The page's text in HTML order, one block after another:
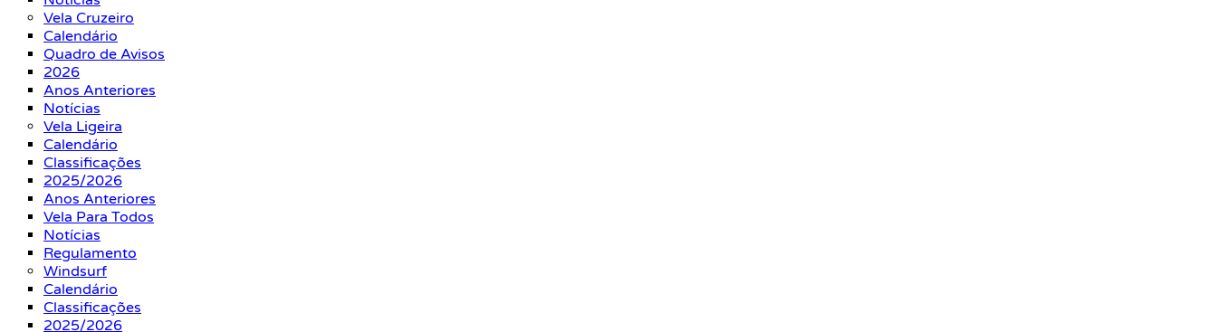
Vela Cruzeiro
Calendário
Quadro de Avisos
2026
Anos Anteriores
Notícias
Vela Ligeira
Calendário
Classificações
2025/2026
Anos Anteriores
Vela Para Todos
Notícias
Regulamento
Windsurf
Calendário
Classificações
2025/2026